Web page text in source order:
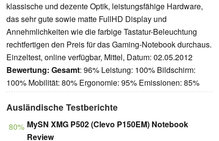
klassische und dezente Optik, leistungsfähige Hardware,
das sehr gute sowie matte FullHD Display und
Annehmlichkeiten wie die farbige Tastatur-Beleuchtung
rechtfertigen den Preis für das Gaming-Notebook durchaus.
Einzeltest, online verfügbar, Mittel, Datum: 02.05.2012
Bewertung: Gesamt: 96% Leistung: 100% Bildschirm:
100% Mobilität: 80% Ergonomie: 95% Emissionen: 85%
Ausländische Testberichte
80% MySN XMG P502 (Clevo P150EM) Notebook
Review